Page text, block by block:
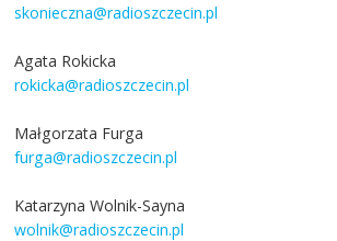
skonieczna@radioszczecin.pl
Agata Rokicka
rokicka@radioszczecin.pl
Małgorzata Furga
furga@radioszczecin.pl
Katarzyna Wolnik-Sayna
wolnik@radioszczecin.pl